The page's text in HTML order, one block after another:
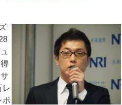
レ
ポ